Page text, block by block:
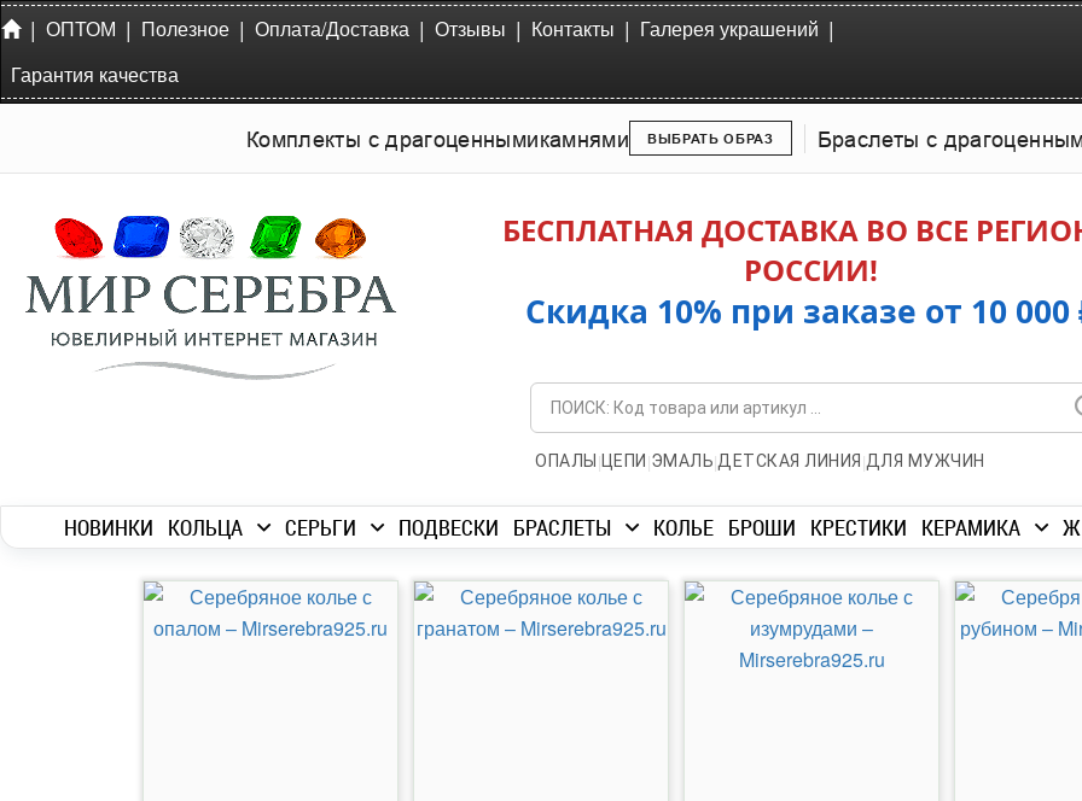
| ОПТОМ | Полезное | Оплата/Доставка | Отзывы | Контакты | Галерея украшений |
Гарантия качества
Комплекты с драгоценнымикамнями ВЫБРАТЬ ОБРАЗ Браслеты с
БЕСПЛАТНАЯ ДОСТАВКА ВО ВСЕ
РОССИИ!
Скидка 10% при заказе от 10 000
ОПАЛЫ | ЦЕПИ |ЭМАЛЬ|ДЕТСКАЯ ЛИНИЯ |ДЛЯ МУЖЧИН
НОВИНКИ КОЛЬЦА СЕРЬГИ ПОДВЕСКИ БРАСЛЕТЫ КОЛЬЕ БРОШИ КРЕСТИКИ КЕРАМИКА